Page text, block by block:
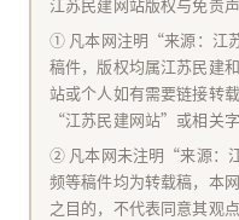
① 凡本网注明“来源：江
稿件，版权均属江苏民建
站或个人如有需要链接转
“江苏民建网站”或相关字
② 凡本网未注明“来源：
频等稿件均为转载稿，本
之目的，不代表同意其观